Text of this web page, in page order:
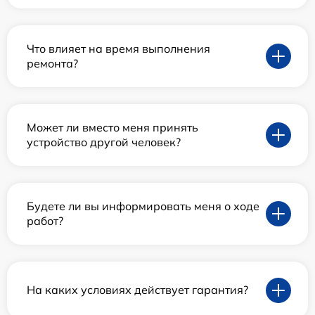
Что влияет на время выполнения
ремонта?
Может ли вместо меня принять
устройство другой человек?
Будете ли вы информировать меня о ходе
работ?
На каких условиях действует гарантия?